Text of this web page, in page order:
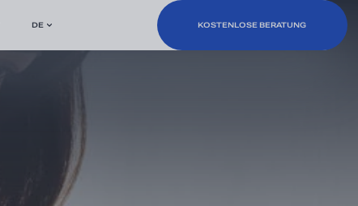
DE KOSTENLOSE BERATUNG